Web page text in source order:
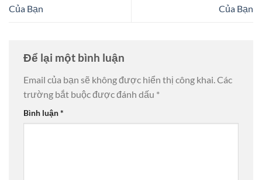
Của Bạn
Của Bạn
Để lại một bình luận
Email của bạn sẽ không được hiển thị công khai. Các
trường bắt buộc được đánh dấu *
Bình luận*